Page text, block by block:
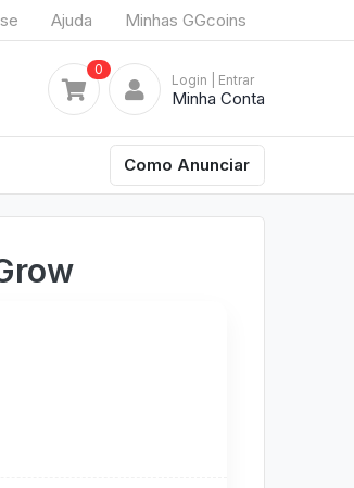
Ajuda Minhas GGcoins
0
Login | Entrar
Minha Conta
Como Anunciar